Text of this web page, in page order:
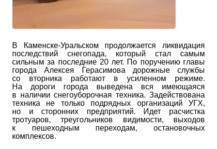
В Каменске-Уральском продолжается ликвидация
последствий снегопада, который стал самым
сильным за последние 20 лет. По поручению главы
города Алексея Герасимова дорожные службы
со вторника работают в усиленном режиме.
На дороги города выведена вся имеющаяся
в наличии снегоуборочная техника. Задействована
техника не только подрядных организаций УГХ,
но и сторонних предприятий. Идет расчистка
тротуаров, треугольников видимости, выходов
к пешеходным переходам, остановочных
комплексов.